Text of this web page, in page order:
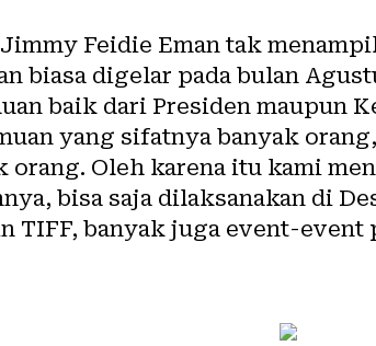
Feidie Eman tak
biasa digelar pada bulan
baik dari Presiden maupun
yang sifatnya banyak
orang. Oleh karena itu kami
bisa saja dilaksanakan di
TIFF, banyak juga event-